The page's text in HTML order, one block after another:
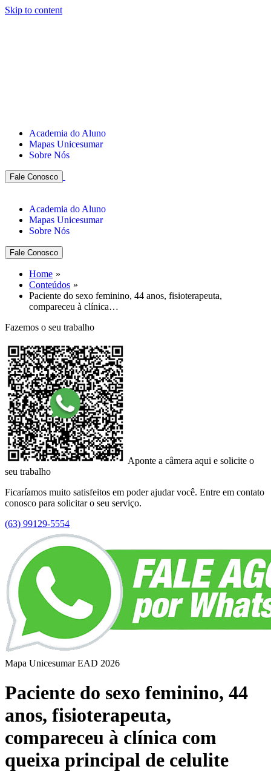
Skip to content
Academia do Aluno
Mapas Unicesumar
Sobre Nós
Fale Conosco
Academia do Aluno
Mapas Unicesumar
Sobre Nós
Fale Conosco
Home
Conteúdos
Paciente do sexo feminino, 44 anos, fisioterapeuta,
compareceu à clínica…
Fazemos o seu trabalho
Aponte a câmera aqui e solicite o
seu trabalho
Ficaríamos muito satisfeitos em poder ajudar você. Entre em contato
conosco para solicitar o seu serviço.
(63) 99129-5554
Mapa Unicesumar EAD 2026
Paciente do sexo feminino, 44
anos, fisioterapeuta,
compareceu à clínica com
queixa principal de celulite